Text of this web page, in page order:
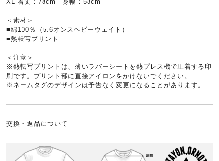
XL 着丈：78cm 身幅：58cm
＜素材＞
■綿100％（5.6オンスヘビーウェイト）
■熱転写プリント
＜注意＞
※熱転写プリントは、薄いラバーシートを熱プレス機で圧着する印
刷です。プリント部に直接アイロンをかけないでください。
※ネームタグのデザインは予告なく変更になることがあります。
交換・返品について